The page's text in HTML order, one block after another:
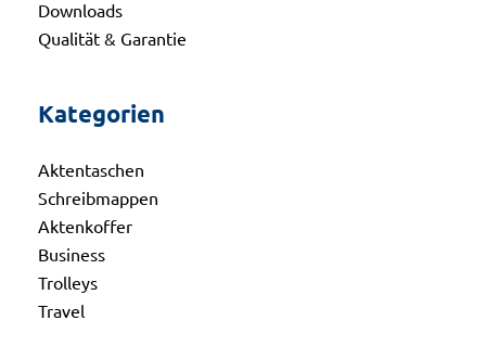
Downloads
Qualität & Garantie
Kategorien
Aktentaschen
Schreibmappen
Aktenkoffer
Business
Trolleys
Travel